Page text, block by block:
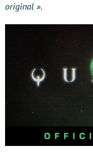
original ».